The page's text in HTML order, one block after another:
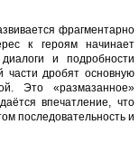
фрагментарно
к героям начинает
и подробности
дробят основную
Это «размазанное»
впечатление, что
последовательность и